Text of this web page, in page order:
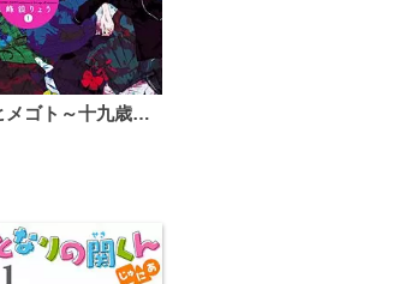
ヒメゴト～十九歳の制服～